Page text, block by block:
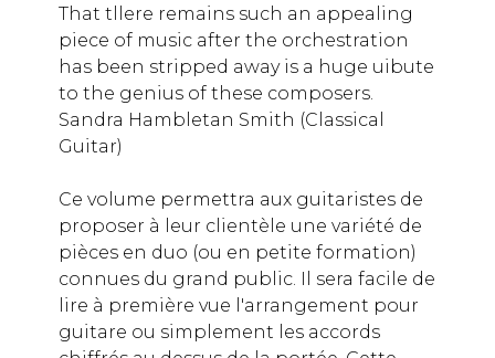
That tllere remains such an appealing
piece of music after the orchestration
has been stripped away is a huge uibute
to the genius of these composers.
Sandra Hambletan Smith (Classical
Guitar)
Ce volume permettra aux guitaristes de
proposer à leur clientèle une variété de
pièces en duo (ou en petite formation)
connues du grand public. Il sera facile de
lire à première vue l'arrangement pour
guitare ou simplement les accords